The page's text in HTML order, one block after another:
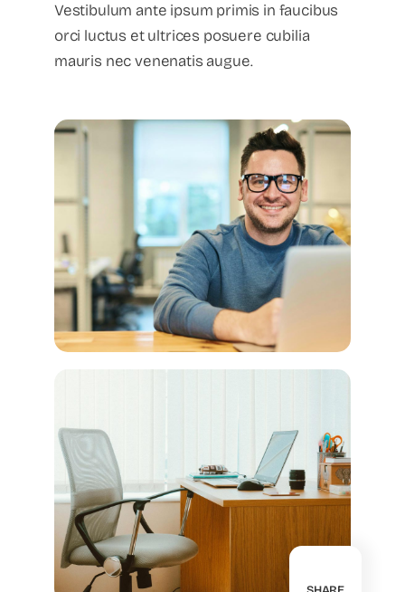
Vestibulum ante ipsum primis in faucibus
orci luctus et ultrices posuere cubilia
mauris nec venenatis augue.